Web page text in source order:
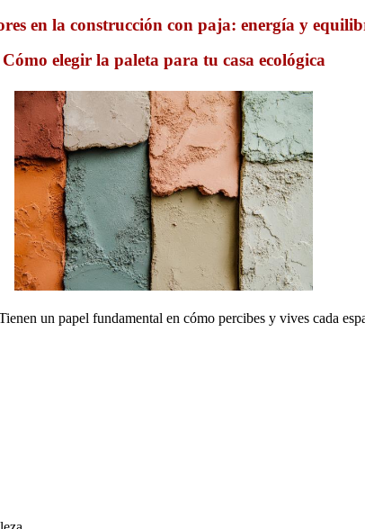
en la construcción con paja: energía y
Cómo elegir la paleta para tu casa ecológica
un papel fundamental en cómo percibes y vives cada